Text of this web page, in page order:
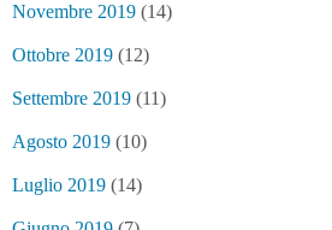
Novembre 2019 (14)
Ottobre 2019 (12)
Settembre 2019 (11)
Agosto 2019 (10)
Luglio 2019 (14)